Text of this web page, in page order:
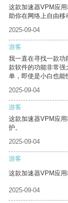
这款加速器VPM应
助你在网络上自由移
2025-09-04
游客
我一直在寻找一款功
款软件的功能非常强
单，即使是小白也能
2025-09-04
游客
这款加速器VPM应
护。
2025-09-04
游客
这款加速器VPM应
2025-09-04